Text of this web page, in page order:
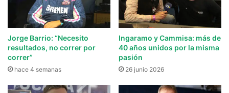
Jorge Barrio: “Necesito
resultados, no correr por
correr”
hace 4 semanas
Ingaramo y Cammisa: más de
40 años unidos por la misma
pasión
26 junio 2026